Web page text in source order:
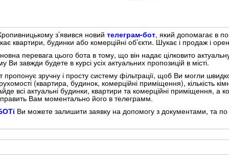
з’явився новий телеграм-бот, який допомагає в
квартири, будинки або комерційні об’єкти. Шукає і продаж і
перевага цього бота в тому, що він надає цілковито
Ви завжди будете в курсі усіх актуальних пропозицій в місті.
пропонує зручну і просту систему фільтрації, щоб Ви могли
(квартира, будинок, комерційні приміщення), кількість
всі актуальні будинки, квартири та комерційні приміщення,
Вам моментально його в телеграмм.
Ви можете залишити заявку на допомогу з документами, та по